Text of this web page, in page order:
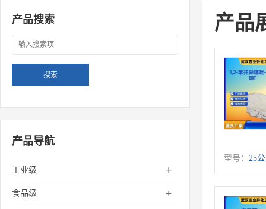
产品搜索
产品导航
工业级 +
食品级 +
产品
型号： 25